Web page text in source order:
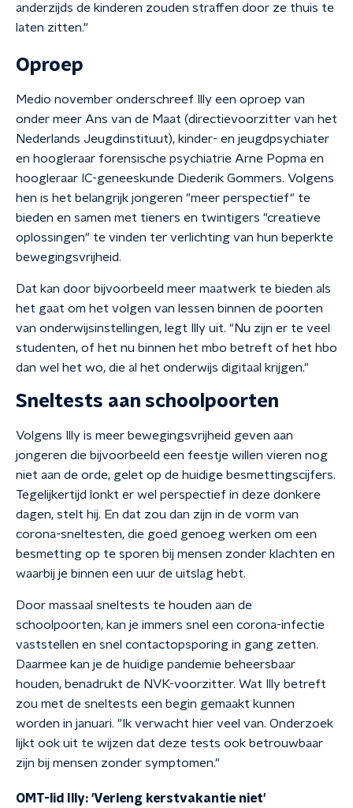
anderzijds de kinderen zouden straffen door ze thuis te
laten zitten."
Oproep
Medio november onderschreef Illy een oproep van
onder meer Ans van de Maat (directievoorzitter van het
Nederlands Jeugdinstituut), kinder- en jeugdpsychiater
en hoogleraar forensische psychiatrie Arne Popma en
hoogleraar IC-geneeskunde Diederik Gommers. Volgens
hen is het belangrijk jongeren "meer perspectief" te
bieden en samen met tieners en twintigers "creatieve
oplossingen" te vinden ter verlichting van hun beperkte
bewegingsvrijheid.
Dat kan door bijvoorbeeld meer maatwerk te bieden als
het gaat om het volgen van lessen binnen de poorten
van onderwijsinstellingen, legt Illy uit. "Nu zijn er te veel
studenten, of het nu binnen het mbo betreft of het hbo
dan wel het wo, die al het onderwijs digitaal krijgen."
Sneltests aan schoolpoorten
Volgens Illy is meer bewegingsvrijheid geven aan
jongeren die bijvoorbeeld een feestje willen vieren nog
niet aan de orde, gelet op de huidige besmettingscijfers.
Tegelijkertijd lonkt er wel perspectief in deze donkere
dagen, stelt hij. En dat zou dan zijn in de vorm van
corona-sneltesten, die goed genoeg werken om een
besmetting op te sporen bij mensen zonder klachten en
waarbij je binnen een uur de uitslag hebt.
Door massaal sneltests te houden aan de
schoolpoorten, kan je immers snel een corona-infectie
vaststellen en snel contactopsporing in gang zetten.
Daarmee kan je de huidige pandemie beheersbaar
houden, benadrukt de NVK-voorzitter. Wat Illy betreft
zou met de sneltests een begin gemaakt kunnen
worden in januari. "Ik verwacht hier veel van. Onderzoek
lijkt ook uit te wijzen dat deze tests ook betrouwbaar
zijn bij mensen zonder symptomen."
OMT-lid Illy: 'Verleng kerstvakantie niet'